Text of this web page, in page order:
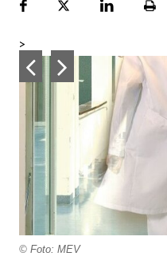
FacebookPlattformLinekdInSeite
>
© Foto: MEV